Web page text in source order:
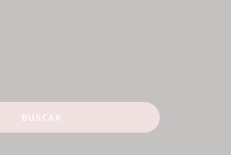
BUSCAR